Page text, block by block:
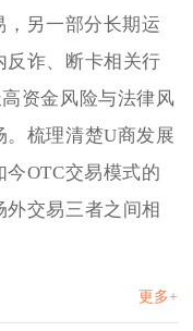
，另一部分长期运
反诈、断卡相关行
资金风险与法律风
。梳理清楚U商发展
OTC交易模式的
交易三者之间相
更多+